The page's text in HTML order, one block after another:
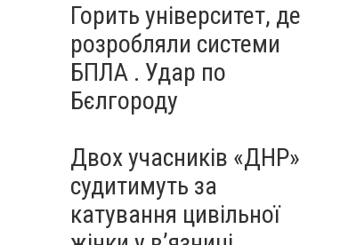
Горить університет, де
розробляли системи
БПЛА . Удар по
Бєлгороду
Двох учасників «ДНР»
судитимуть за
катування цивільної